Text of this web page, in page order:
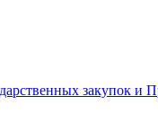
закупок и